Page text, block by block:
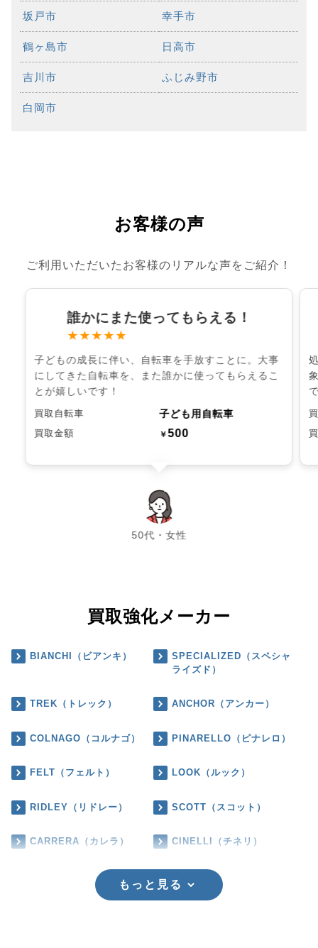
坂戸市 幸手市
鶴ヶ島市 日高市
吉川市 ふじみ野市
白岡市
お客様の声
ご利用いただいたお客様のリアルな声をご紹介！
誰かにまた使ってもらえる！
★★★★★
子どもの成長に伴い、自転車を手放すことに。大事
にしてきた自転車を、また誰かに使ってもらえるこ
とが嬉しいです！
買取自転車 子ども用自転車
買取金額 ￥500
50代・女性
chevron_left chevron_right
買取強化メーカー
BIANCHI（ビアンキ）
SPECIALIZED（スペシャ
ライズド）
TREK（トレック） ANCHOR（アンカー）
COLNAGO（コルナゴ） PINARELLO（ピナレロ）
FELT（フェルト） LOOK（ルック）
RIDLEY（リドレー） SCOTT（スコット）
CARRERA（カレラ） CINELLI（チネリ）
もっと見る